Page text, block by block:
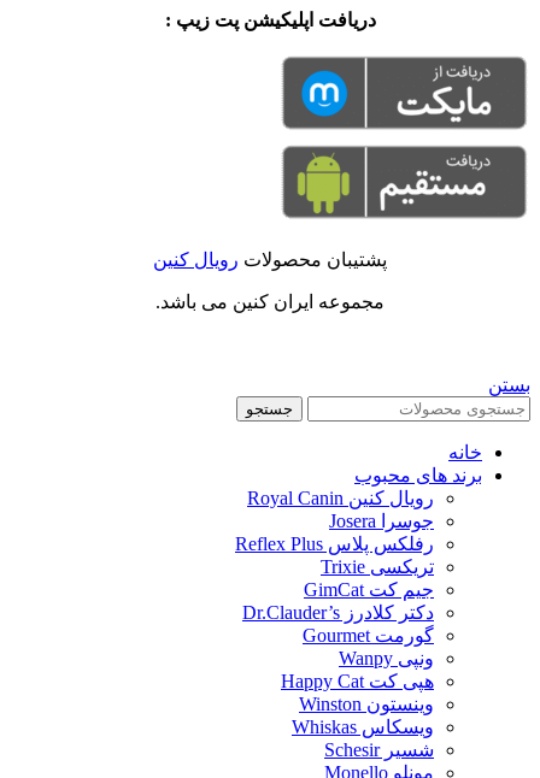
دریافت اپلیکیشن پت زیپ :
پشتیبان محصولات رویال کنین
مجموعه ایران کنین می باشد.
بستن
جستجو
خانه
برند های محبوب
رویال کنین Royal Canin
جوسرا Josera
رفلکس پلاس Reflex Plus
تریکسی Trixie
جیم کت GimCat
دکتر کلادرز Dr.Clauder’s
گورمت Gourmet
ونپی Wanpy
هپی کت Happy Cat
وینستون Winston
ویسکاس Whiskas
شسیر Schesir
مونلو Monello